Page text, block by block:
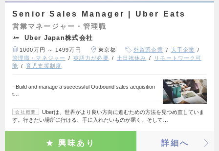
Senior Sales Manager | Uber Eats
営業マネージャー・管理職
Uber Japan株式会社
1000万円 ～ 1499万円 東京都 外資系企業
大手企業
管理職・マネジャー
英語力が必要 土日祝休み
リモートワーク可
能
育児支援制度
- Build and manage a successful Outbound sales acquisition
t…
会社概要
Uberは、世界がより良い方向に進むための方法を見つめ直していま
す。行きたい場所に行ける、手に入れたいものが届く、そして…
興味あり 詳細へ